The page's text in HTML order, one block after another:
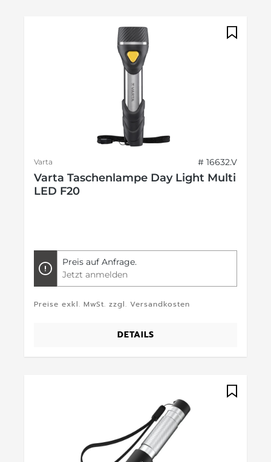
Varta # 16632.V
Varta Taschenlampe Day Light Multi
LED F20
Preis auf Anfrage.
Jetzt anmelden
Preise exkl. MwSt. zzgl. Versandkosten
DETAILS